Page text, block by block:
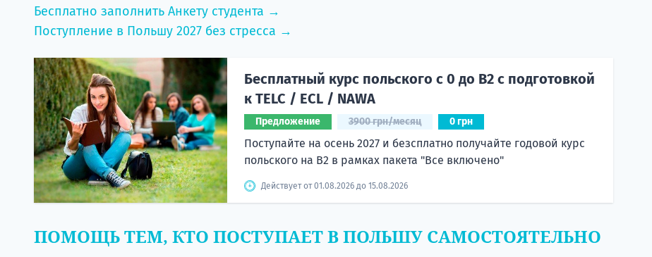
Бесплатно заполнить Анкету студента →
Поступление в Польшу 2027 без стресса →
Бесплатный курс польского с 0 до B2 с подготовкой
к TELC / ECL / NAWA
Предложение 3900 грн/месяц 0 грн
Поступайте на осень 2027 и безсплатно получайте годовой курс
польского на B2 в рамках пакета "Все включено"
Действует от 01.08.2026 до 15.08.2026
ПОМОЩЬ ТЕМ, КТО ПОСТУПАЕТ В ПОЛЬШУ САМОСТОЯТЕЛЬНО